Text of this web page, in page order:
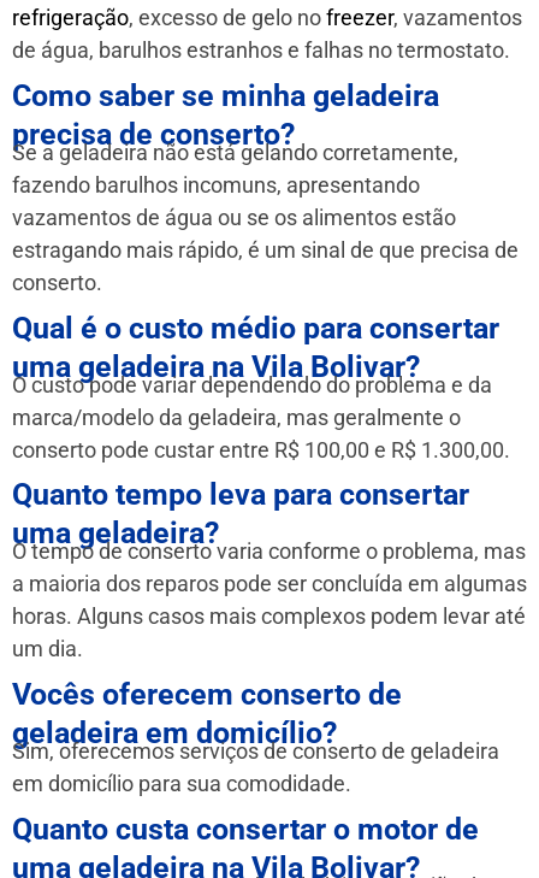
refrigeração, excesso de gelo nofreezer, vazamentos
de água, barulhos estranhos e falhas no termostato.
Como saber se minha geladeira
precisa de conserto?
Se a geladeira não está gelando corretamente,
fazendo barulhos incomuns, apresentando
vazamentos de água ou se os alimentos estão
estragando mais rápido, é um sinal de que precisa de
conserto.
Qual é o custo médio para consertar
uma geladeira na Vila Bolivar?
O custo pode variar dependendo do problema e da
marca/modelo da geladeira, mas geralmente o
conserto pode custar entre R$ 100,00 e R$ 1.300,00.
Quanto tempo leva para consertar
uma geladeira?
O tempo de conserto varia conforme o problema, mas
a maioria dos reparos pode ser concluída em algumas
horas. Alguns casos mais complexos podem levar até
um dia.
Vocês oferecem conserto de
geladeira em domicílio?
Sim, oferecemos serviços de conserto de geladeira
em domicílio para sua comodidade.
Quanto custa consertar o motor de
uma geladeira na Vila Bolivar?